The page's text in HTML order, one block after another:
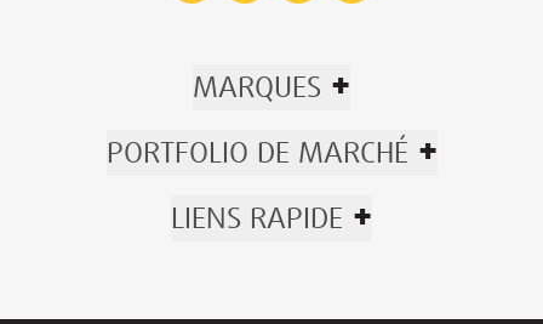
MARQUES +
PORTFOLIO DE MARCHÉ +
LIENS RAPIDE +